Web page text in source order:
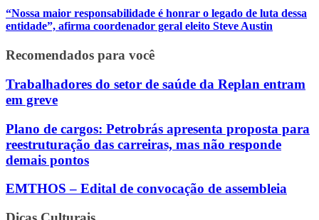
“Nossa maior responsabilidade é honrar o legado de luta dessa
entidade”, afirma coordenador geral eleito Steve Austin
Recomendados para você
Trabalhadores do setor de saúde da Replan entram
em greve
Plano de cargos: Petrobrás apresenta proposta para
reestruturação das carreiras, mas não responde
demais pontos
EMTHOS – Edital de convocação de assembleia